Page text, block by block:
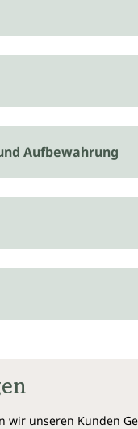
Aufbewahrung
wir unseren Kunden